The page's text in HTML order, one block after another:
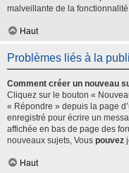
malveillante de la
Haut
Problèmes liés à la
Comment créer un nouveau
Cliquez sur le bouton «
« Répondre » depuis la page
enregistré pour écrire un
affichée en bas de page des
nouveaux sujets, Vous pouvez
Haut